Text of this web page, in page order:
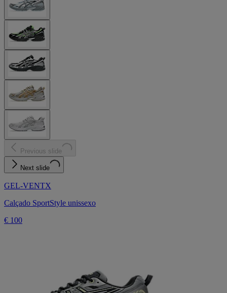
Previous slide
Next slide
GEL-VENTX
Calçado SportStyle unissexo
€ 100